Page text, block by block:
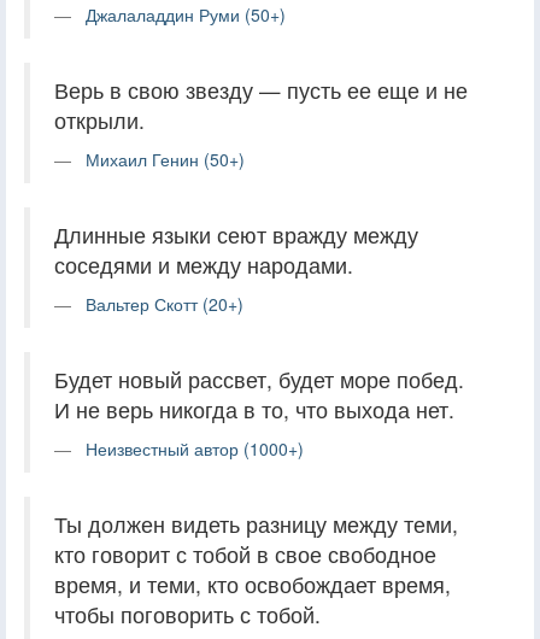
Джалаладдин Руми (50+)
Верь в свою звезду — пусть ее еще и не
открыли.
Михаил Генин (50+)
Длинные языки сеют вражду между
соседями и между народами.
Вальтер Скотт (20+)
Будет новый рассвет, будет море побед.
И не верь никогда в то, что выхода нет.
Неизвестный автор (1000+)
Ты должен видеть разницу между теми,
кто говорит с тобой в свое свободное
время, и теми, кто освобождает время,
чтобы поговорить с тобой.